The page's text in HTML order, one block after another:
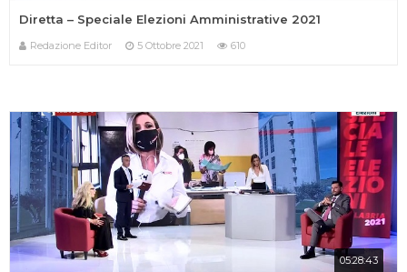
Diretta – Speciale Elezioni Amministrative 2021
Redazione Editor 5 Ottobre 2021 610
05:28:43